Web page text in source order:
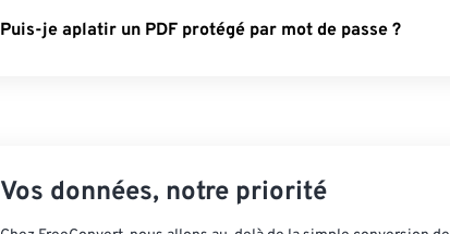
Puis-je aplatir un PDF protégé par mot de passe ?
Vos données, notre priorité